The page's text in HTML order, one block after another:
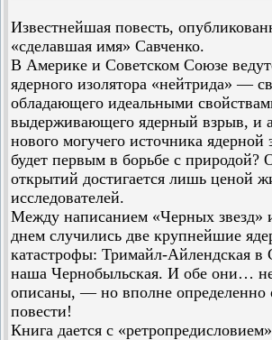
Известнейшая повесть,
«сделавшая имя» Савченко.
В Америке и Советском Союзе
ядерного изолятора «нейтрида» —
обладающего идеальными
выдерживающего ядерный взрыв, и
нового могучего источника ядерной
будет первым в борьбе с природой?
открытий достигается лишь ценой
исследователей.
Между написанием «Черных звезд»
днем случились две крупнейшие
катастрофы: Тримайл-Айлендская
наша Чернобыльская. И обе они… не
описаны, — но вполне определенно
повести!
Книга дается с